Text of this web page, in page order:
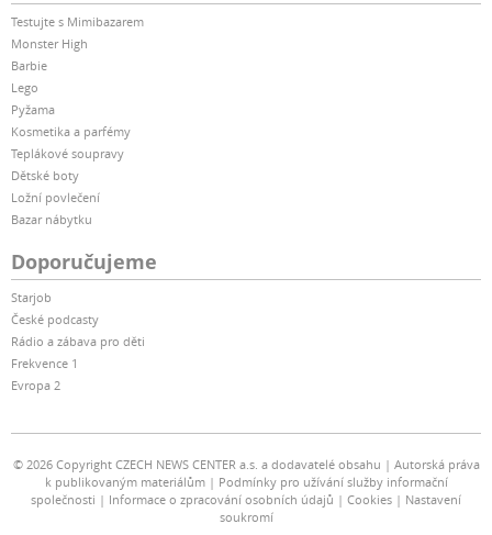
Testujte s Mimibazarem
Monster High
Barbie
Lego
Pyžama
Kosmetika a parfémy
Teplákové soupravy
Dětské boty
Ložní povlečení
Bazar nábytku
Doporučujeme
Starjob
České podcasty
Rádio a zábava pro děti
Frekvence 1
Evropa 2
© 2026 Copyright CZECH NEWS CENTER a.s. a dodavatelé obsahu
Autorská práva
k publikovaným materiálům
Podmínky pro užívání služby informační
společnosti
Informace o zpracování osobních údajů Cookies
Nastavení
soukromí